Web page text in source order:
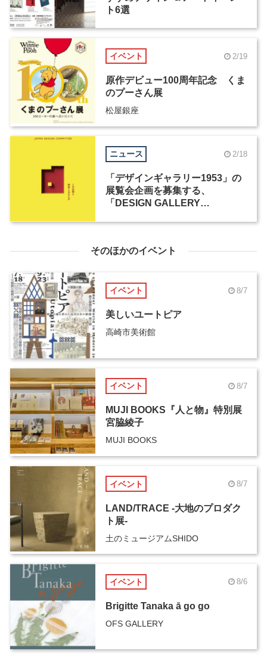
ト6選
イベント 2/19
原作デビュー100周年記念 くま
のプーさん展
松屋銀座
ニュース 2/18
「デザインギャラリー1953」の
展覧会企画を募集する、
「DESIGN GALLERY
そのほかのイベント
イベント 8/7
美しいユートピア
高崎市美術館
イベント 8/7
MUJI BOOKS『人と物』特別展
宮脇綾子
MUJI BOOKS
イベント 8/7
LAND/TRACE -大地のプロダク
ト展-
土のミュージアムSHIDO
イベント 8/6
Brigitte Tanaka ā go go
OFS GALLERY